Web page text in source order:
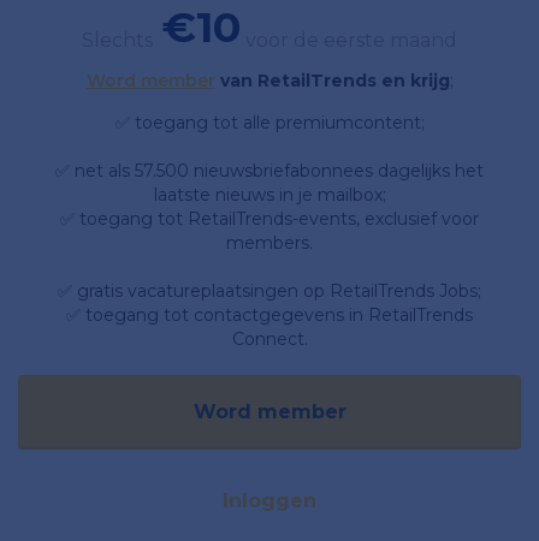
€10
Word member van RetailTrends en krijg;
✅ toegang tot alle premiumcontent;
✅ net als 57.500 nieuwsbriefabonnees dagelijks het
laatste nieuws in je mailbox;
✅ toegang tot RetailTrends-events, exclusief voor
members.
✅ gratis vacatureplaatsingen op RetailTrends Jobs;
✅ toegang tot contactgegevens in RetailTrends
Connect.
Word member
Inloggen